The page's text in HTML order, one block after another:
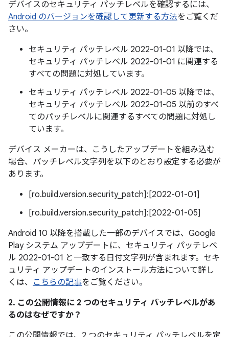
デバイスのセキュリティ パッチレベルを確認するには、
Android のバージョンを確認して更新する方法をご覧くだ
さい。
セキュリティ パッチレベル 2022-01-01 以降では、
セキュリティ パッチレベル 2022-01-01 に関連する
すべての問題に対処しています。
セキュリティ パッチレベル 2022-01-05 以降では、
セキュリティ パッチレベル 2022-01-05 以前のすべ
てのパッチレベルに関連するすべての問題に対処し
ています。
デバイス メーカーは、こうしたアップデートを組み込む
場合、パッチレベル文字列を以下のとおり設定する必要が
あります。
[ro.build.version.security_patch]:[2022-01-01]
[ro.build.version.security_patch]:[2022-01-05]
Android 10 以降を搭載した一部のデバイスでは、Google
Play システム アップデートに、セキュリティ パッチレベ
ル 2022-01-01 と一致する日付文字列が含まれます。セキ
ュリティ アップデートのインストール方法について詳し
くは、 こちらの記事をご覧ください。
2. この公開情報に 2 つのセキュリティ パッチレベルがあ
るのはなぜですか？